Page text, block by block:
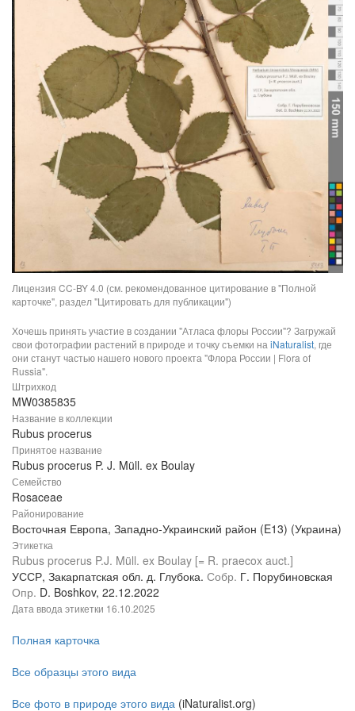
Лицензия CC-BY 4.0 (см. рекомендованное цитирование в "Полной
карточке", раздел "Цитировать для публикации")
Хочешь принять участие в создании "Атласа флоры России"? Загружай
свои фотографии растений в природе и точку съемки на iNaturalist, где
они станут частью нашего нового проекта "Флора России | Flora of
Russia".
Штрихкод
MW0385835
Название в коллекции
Rubus procerus
Принятое название
Rubus procerus P. J. Müll. ex Boulay
Семейство
Rosaceae
Районирование
Восточная Европа, Западно-Украинский район (E13) (Украина)
Этикетка
Rubus procerus P.J. Müll. ex Boulay [= R. praecox auct.]
УССР, Закарпатская обл. д. Глубока. Собр. Г. Порубиновская
Опр. D. Boshkov, 22.12.2022
Дата ввода этикетки 16.10.2025
Полная карточка
Все образцы этого вида
Все фото в природе этого вида (iNaturalist.org)